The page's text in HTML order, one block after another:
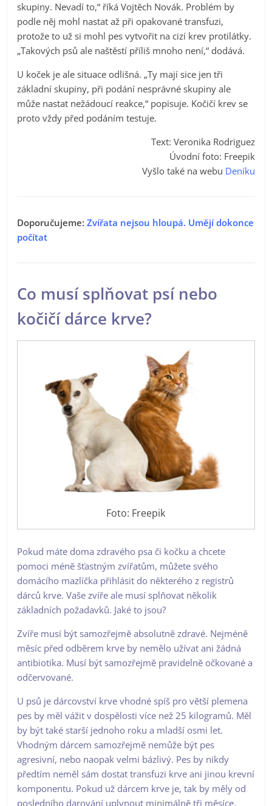
skupiny. Nevadí to,“ říká Vojtěch Novák. Problém by
podle něj mohl nastat až při opakované transfuzi,
protože to už si mohl pes vytvořit na cizí krev protilátky.
„Takových psů ale naštěstí příliš mnoho není,“ dodává.
U koček je ale situace odlišná. „Ty mají sice jen tři
základní skupiny, při podání nesprávné skupiny ale
může nastat nežádoucí reakce,“ popisuje. Kočičí krev se
proto vždy před podáním testuje.
Text: Veronika Rodriguez
Úvodní foto: Freepik
Vyšlo také na webu Deníku
Doporučujeme:Zvířata nejsou hloupá. Umějí dokonce
počítat
Co musí splňovat psí nebo
kočičí dárce krve?
Foto: Freepik
Pokud máte doma zdravého psa či kočku a chcete
pomoci méně šťastným zvířatům, můžete svého
domácího mazlíčka přihlásit do některého z registrů
dárců krve. Vaše zvíře ale musí splňovat několik
základních požadavků. Jaké to jsou?
Zvíře musí být samozřejmě absolutně zdravé. Nejméně
měsíc před odběrem krve by nemělo užívat ani žádná
antibiotika. Musí být samozřejmě pravidelně očkované a
odčervované.
U psů je dárcovství krve vhodné spíš pro větší plemena
pes by měl vážit v dospělosti více než 25 kilogramů. Měl
by být také starší jednoho roku a mladší osmi let.
Vhodným dárcem samozřejmě nemůže být pes
agresivní, nebo naopak velmi bázlivý. Pes by nikdy
předtím neměl sám dostat transfuzi krve ani jinou krevní
komponentu. Pokud už dárcem krve je, tak by měly od
posledního darování uplynout minimálně tři měsíce.